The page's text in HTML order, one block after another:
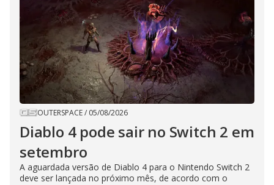
OUTERSPACE/ 05/08/2026
Diablo 4 pode sair no Switch 2 em
setembro
A aguardada versão de Diablo 4 para o Nintendo Switch 2
deve ser lançada no próximo mês, de acordo com o